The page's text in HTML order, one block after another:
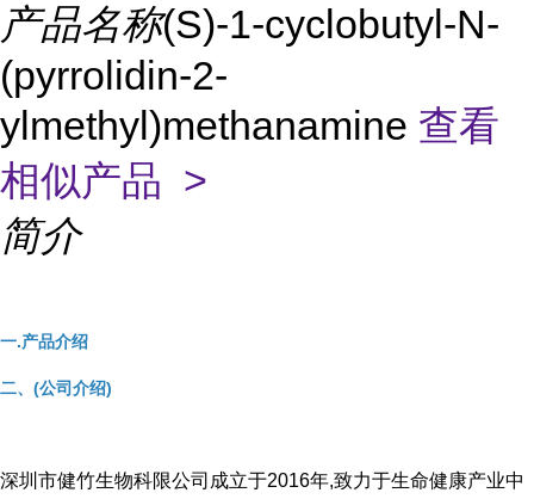
产品名称(S)-1-cyclobutyl-N-
(pyrrolidin-2-
ylmethyl)methanamine 查看
相似产品 >
简介
一.产品介绍
二、(公司介绍)
深圳市健竹生物科限公司成立于2016年,致力于生命健康产业中